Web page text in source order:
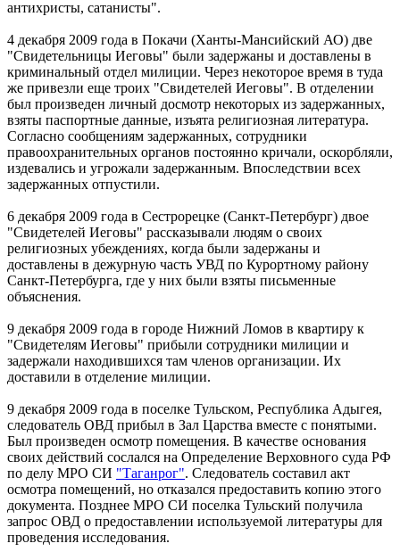
антихристы, сатанисты".
4 декабря 2009 года в Покачи (Ханты-Мансийский АО) две
"Свидетельницы Иеговы" были задержаны и доставлены в
криминальный отдел милиции. Через некоторое время в туда
же привезли еще троих "Свидетелей Иеговы". В отделении
был произведен личный досмотр некоторых из задержанных,
взяты паспортные данные, изъята религиозная литература.
Согласно сообщениям задержанных, сотрудники
правоохранительных органов постоянно кричали, оскорбляли,
издевались и угрожали задержанным. Впоследствии всех
задержанных отпустили.
6 декабря 2009 года в Сестрорецке (Санкт-Петербург) двое
"Свидетелей Иеговы" рассказывали людям о своих
религиозных убеждениях, когда были задержаны и
доставлены в дежурную часть УВД по Курортному району
Санкт-Петербурга, где у них были взяты письменные
объяснения.
9 декабря 2009 года в городе Нижний Ломов в квартиру к
"Свидетелям Иеговы" прибыли сотрудники милиции и
задержали находившихся там членов организации. Их
доставили в отделение милиции.
9 декабря 2009 года в поселке Тульском, Республика Адыгея,
следователь ОВД прибыл в Зал Царства вместе с понятыми.
Был произведен осмотр помещения. В качестве основания
своих действий сослался на Определение Верховного суда РФ
по делу МРО СИ "Таганрог". Следователь составил акт
осмотра помещений, но отказался предоставить копию этого
документа. Позднее МРО СИ поселка Тульский получила
запрос ОВД о предоставлении используемой литературы для
проведения исследования.